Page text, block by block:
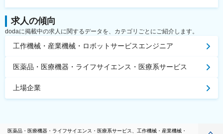
求人の傾向
dodaに掲載中の求人に関するデータを、カテゴリごとにご紹介します。
工作機械・産業機械・ロボットサービスエンジニア
医薬品・医療機器・ライフサイエンス・医療系サービス
上場企業
医薬品・医療機器・ライフサイエンス・医療系サービス、工作機械・産業機械・